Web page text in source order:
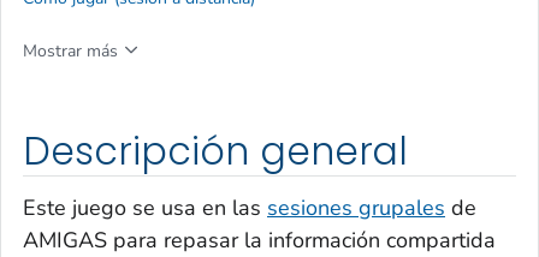
Descripción general
Este juego se usa en las sesiones grupales de
AMIGAS para repasar la información compartida
Mostrar más